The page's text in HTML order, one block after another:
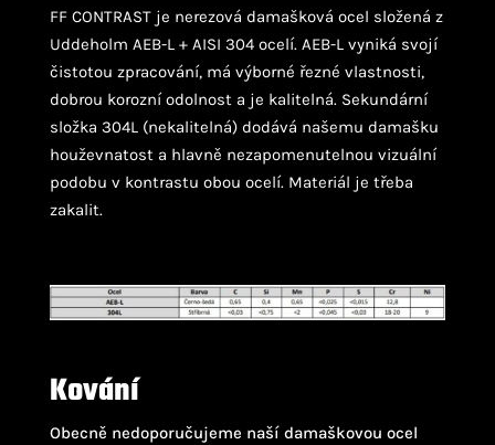
FF CONTRAST je nerezová damašková ocel složená z
Uddeholm AEB-L + AISI 304 ocelí. AEB-L vyniká svojí
čistotou zpracování, má výborné řezné vlastnosti,
dobrou korozní odolnost a je kalitelná. Sekundární
složka 304L (nekalitelná) dodává našemu damašku
houževnatost a hlavně nezapomenutelnou vizuální
podobu v kontrastu obou ocelí. Materiál je třeba
zakalit.
Kování
Obecně nedoporučujeme naší damaškovou ocel